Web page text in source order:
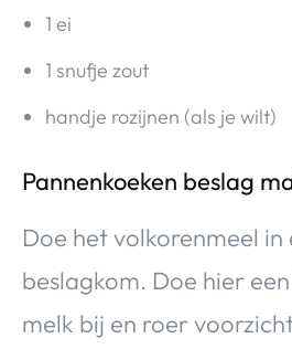
1 ei
1 snufje zout
handje rozijnen (als je wilt)
Pannenkoeken beslag
Doe het volkorenmeel in
beslagkom. Doe hier
melk bij en roer